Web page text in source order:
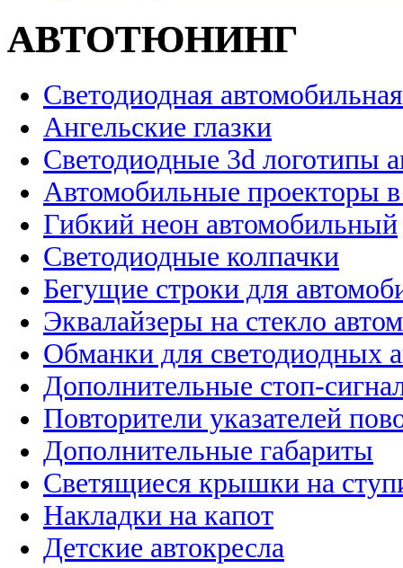
АВТОТЮНИНГ
Светодиодная
Ангельские глазки
Светодиодные 3d логотипы
Автомобильные проекторы
Гибкий неон автомобильный
Светодиодные колпачки
Бегущие строки для
Эквалайзеры на стекло
Обманки для светодиодных
Дополнительные стоп-
Повторители указателей
Дополнительные габариты
Светящиеся крышки на
Накладки на капот
Детские автокресла